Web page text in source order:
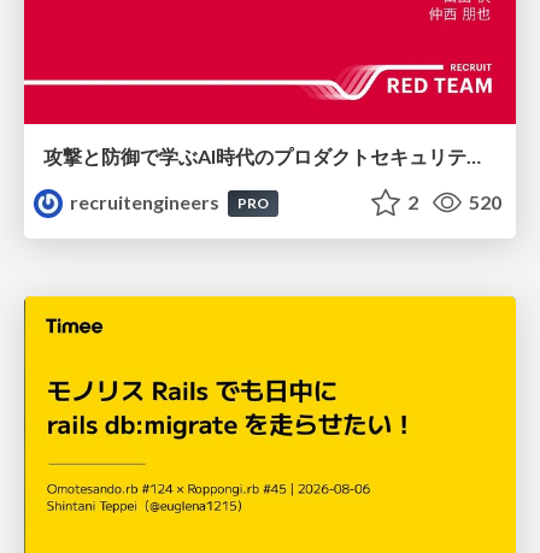
攻撃と防御で学ぶAI時代のプロダクトセキュリティ演習
recruitengineers
PRO 2 520